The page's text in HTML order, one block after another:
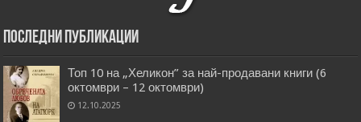
Последни публикации
Топ 10 на „Хеликон” за най-продавани книги (6
октомври – 12 октомври)
12.10.2025